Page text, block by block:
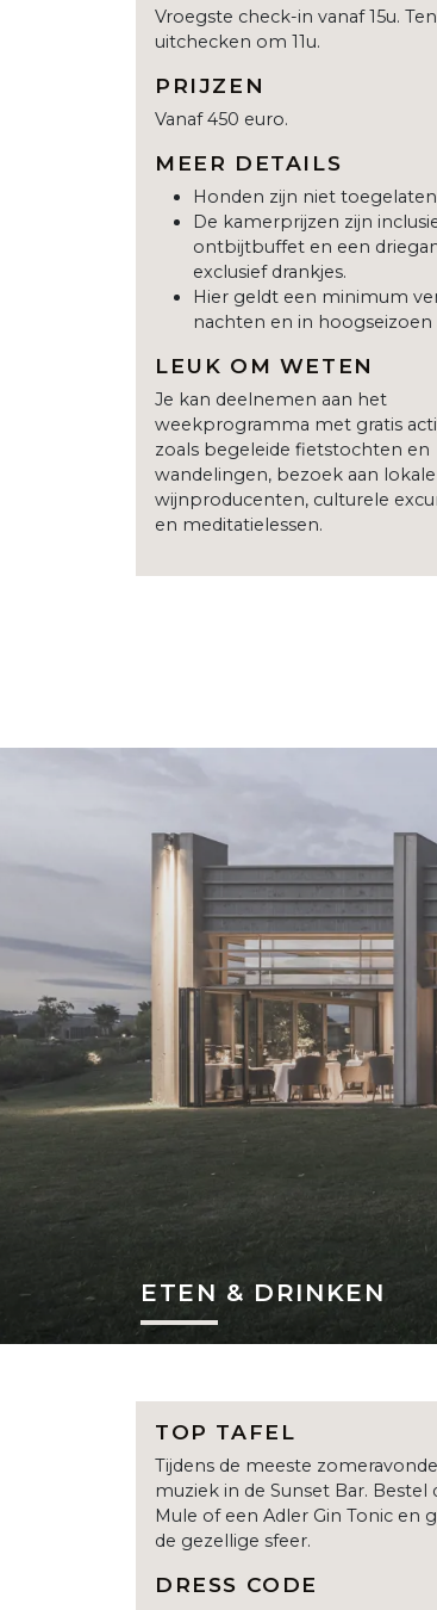
Vroegste check-in vanaf 15u.
uitchecken om 11u.
PRIJZEN
Vanaf 450 euro.
MEER DETAILS
Honden zijn niet
De kamerprijzen zijn
ontbijtbuffet en een
exclusief drankjes.
Hier geldt een minimum
nachten en in hoogseizoen
LEUK OM WETEN
Je kan deelnemen aan het
weekprogramma met gratis
zoals begeleide fietstochten en
wandelingen, bezoek aan lokale
wijnproducenten, culturele
en meditatielessen.
ETEN & DRINKEN
TOP TAFEL
Tijdens de meeste
muziek in de Sunset Bar. Bestel
Mule of een Adler Gin Tonic en
de gezellige sfeer.
DRESS CODE